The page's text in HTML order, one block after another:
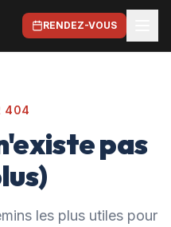
RENDEZ-VOUS
404
pas
les plus utiles pour